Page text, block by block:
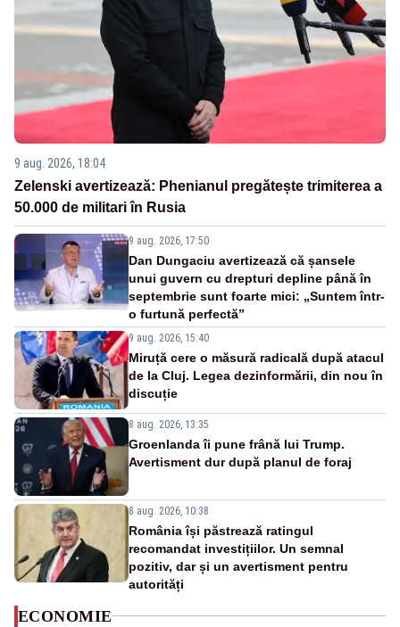
9 aug. 2026, 18:04
Zelenski avertizează: Phenianul pregătește trimiterea a
50.000 de militari în Rusia
9 aug. 2026, 17:50
Dan Dungaciu avertizează că șansele
unui guvern cu drepturi depline până în
septembrie sunt foarte mici: „Suntem într-
o furtună perfectă”
9 aug. 2026, 15:40
Miruță cere o măsură radicală după atacul
de la Cluj. Legea dezinformării, din nou în
discuție
8 aug. 2026, 13:35
Groenlanda îi pune frână lui Trump.
Avertisment dur după planul de foraj
8 aug. 2026, 10:38
România își păstrează ratingul
recomandat investițiilor. Un semnal
pozitiv, dar și un avertisment pentru
autorități
ECONOMIE